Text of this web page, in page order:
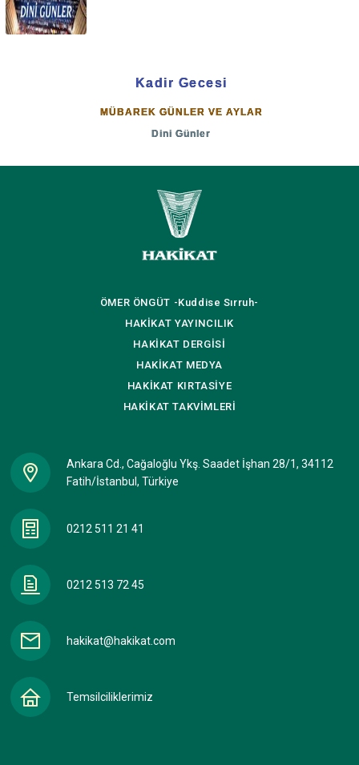
Kadir Gecesi
MÜBAREK GÜNLER VE AYLAR
Dini Günler
ÖMER ÖNGÜT -Kuddise Sırruh-
HAKİKAT YAYINCILIK
HAKİKAT DERGİSİ
HAKİKAT MEDYA
HAKİKAT KIRTASİYE
HAKİKATTAKVİMLERİ
Ankara Cd., Cağaloğlu Ykş. Saadet İşhan 28/1, 34112
Fatih/İstanbul, Türkiye
0212 511 21 41
0212 513 72 45
hakikat@hakikat.com
Temsilciliklerimiz